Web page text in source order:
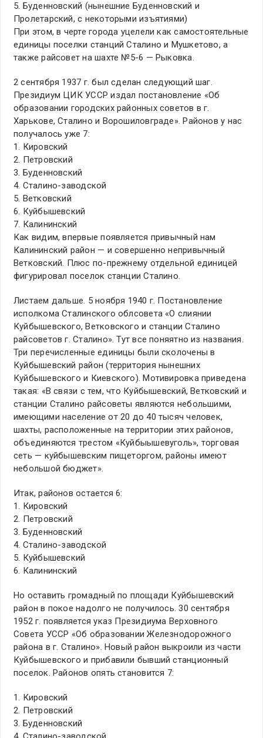
5. Буденновский (нынешние Буденновский и
Пролетарский, с некоторыми изъятиями)
При этом, в черте города уцелели как самостоятельные
единицы поселки станций Сталино и Мушкетово, а
также райсовет на шахте №5-6 — Рыковка.
2 сентября 1937 г. был сделан следующий шаг.
Президиум ЦИК УССР издал постановление «Об
образовании городских районных советов в г.
Харькове, Сталино и Ворошиловграде». Районов у нас
получалось уже 7:
1. Кировский
2. Петровский
3. Буденновский
4. Сталино-заводской
5. Ветковский
6. Куйбышевский
7. Калининский
Как видим, впервые появляется привычный нам
Калининский район — и совершенно непривычный
Ветковский. Плюс по-прежнему отдельной единицей
фигурировал поселок станции Сталино.
Листаем дальше. 5 ноября 1940 г. Постановление
исполкома Сталинского облсовета «О слиянии
Куйбышевского, Ветковского и станции Сталино
райсоветов г. Сталино». Тут все поняятно из названия.
Три перечисленные единицы были сколочены в
Куйбышевский район (территория нынешних
Куйбышевского и Киевского). Мотивировка приведена
такая: «В связи с тем, что Куйбышевский, Ветковский и
станции Сталино райсоветы являются небольшими,
имеющими население от 20 до 40 тысяч человек,
шахты, расположенные на территории этих районов,
объединяются трестом «Куйбыышевуголь», торговая
сеть — куйбышевским пищеторгом, районы имеют
небольшой бюджет».
Итак, районов остается 6:
1. Кировский
2. Петровский
3. Буденновский
4. Сталино-заводской
5. Куйбышевский
6. Калининский
Но оставить громадный по площади Куйбышевский
район в покое надолго не получилось. 30 сентября
1952 г. появляется указ Президиума Верховного
Совета УССР «Об образовании Железнодорожного
района в г. Сталино». Новый район выкроили из части
Куйбышевского и прибавили бывший станционный
поселок. Районов опять становится 7:
1. Кировский
2. Петровский
3. Буденновский